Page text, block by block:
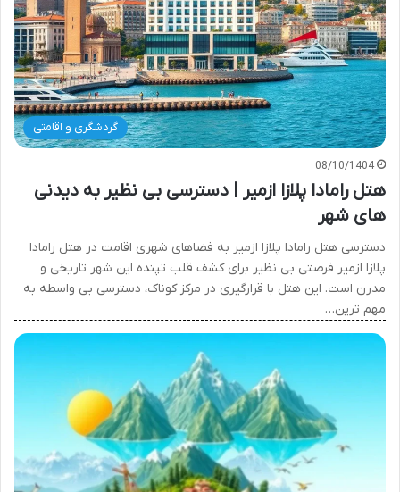
گردشگری و اقامتی
08/10/1404
هتل رامادا پلازا ازمیر | دسترسی بی نظیر به دیدنی
های شهر
دسترسی هتل رامادا پلازا ازمیر به فضاهای شهری اقامت در هتل رامادا
پلازا ازمیر فرصتی بی نظیر برای کشف قلب تپنده این شهر تاریخی و
مدرن است. این هتل با قرارگیری در مرکز کوناک، دسترسی بی واسطه به
مهم ترین…